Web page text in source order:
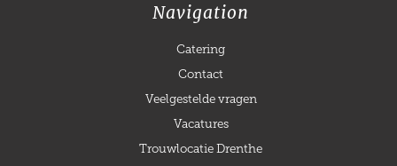
Navigation
Catering
Contact
Veelgestelde vragen
Vacatures
Trouwlocatie Drenthe